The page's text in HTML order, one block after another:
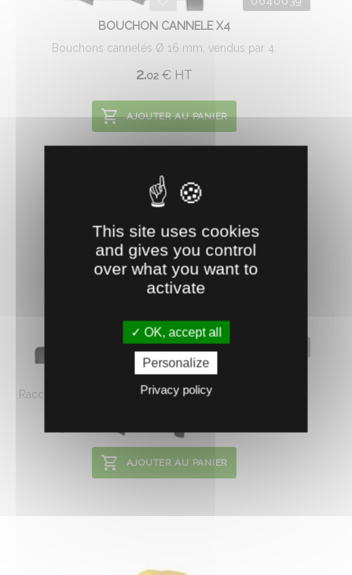
BOUCHON CANNELE X4
Bouchons cannelés Ø 16 mm, vendus par 4.
2.02 € HT
AJOUTER AU PANIER
COUDE Ø 13/16 X4
Raccord cannelé pour conduite principale. Vendus par 4.
AJOUTER AU PANIER
This site uses cookies
and gives you control
over what you want to
activate
OK, accept all
Personalize
Privacy policy